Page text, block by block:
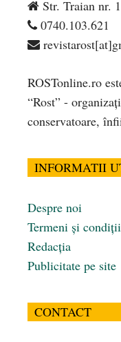
Str. Traian nr.
0740.103.621
ROSTonline.ro
“Rost” -
conservatoare,
INFORMATII
Despre noi
Termeni și condiții
Redacția
Publicitate pe site
CONTACT